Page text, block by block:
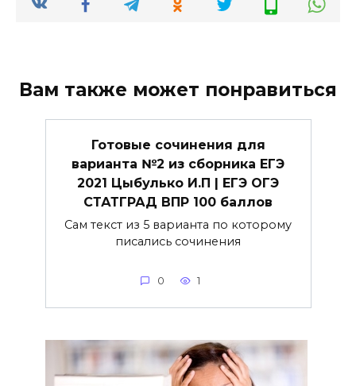
Вам также может понравиться
Готовые сочинения для
варианта №2 из сборника ЕГЭ
2021 Цыбулько И.П | ЕГЭ ОГЭ
СТАТГРАД ВПР 100 баллов
Сам текст из 5 варианта по которому
писались сочинения
0 1